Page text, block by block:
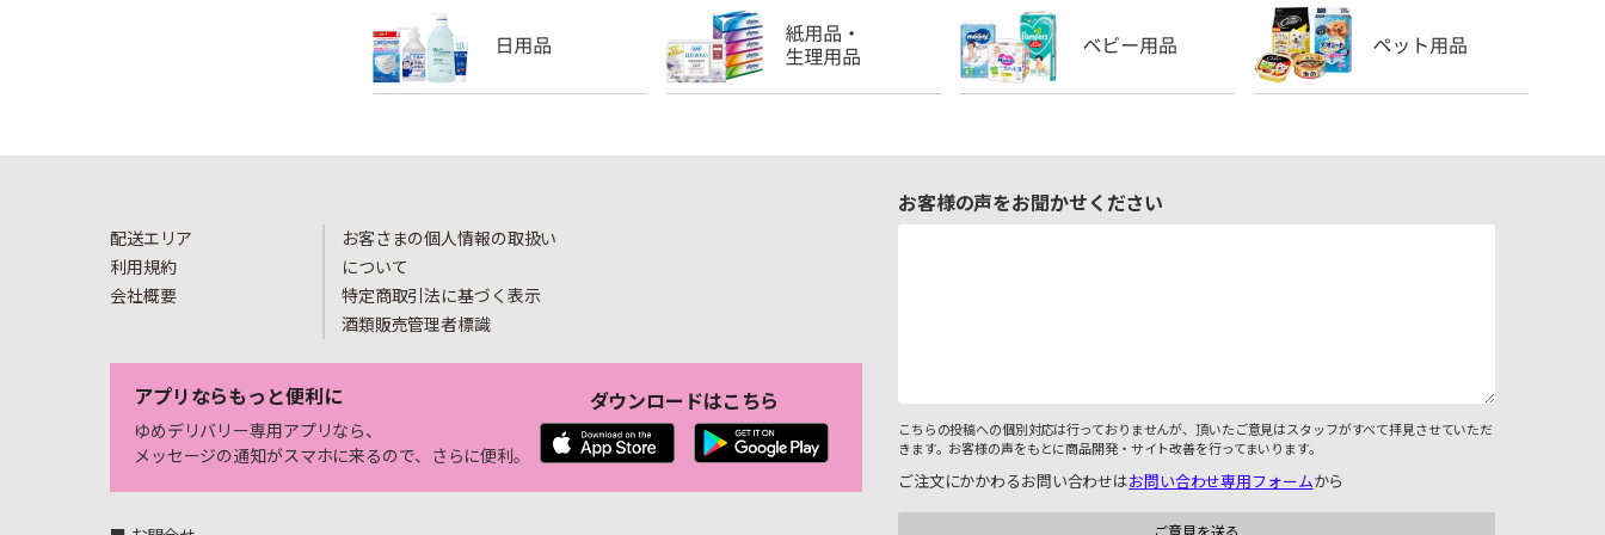
配送エリア
利用規約
会社概要
お客さまの個人情報の取扱い
について
特定商取引法に基づく表示
酒類販売管理者標識
アプリならもっと便利に
ゆめデリバリー専用アプリなら、
メッセージの通知がスマホに来るので、さらに便利。
ダウンロードはこちら
お客様の声をお聞かせください
こちらの投稿への個別対応は行っておりませんが、頂いたご意見はスタッフがすべて拝見させていただ
きます。お客様の声をもとに商品開発・サイト改善を行ってまいります。
ご注文にかかわるお問い合わせはお問い合わせ専用フォームから